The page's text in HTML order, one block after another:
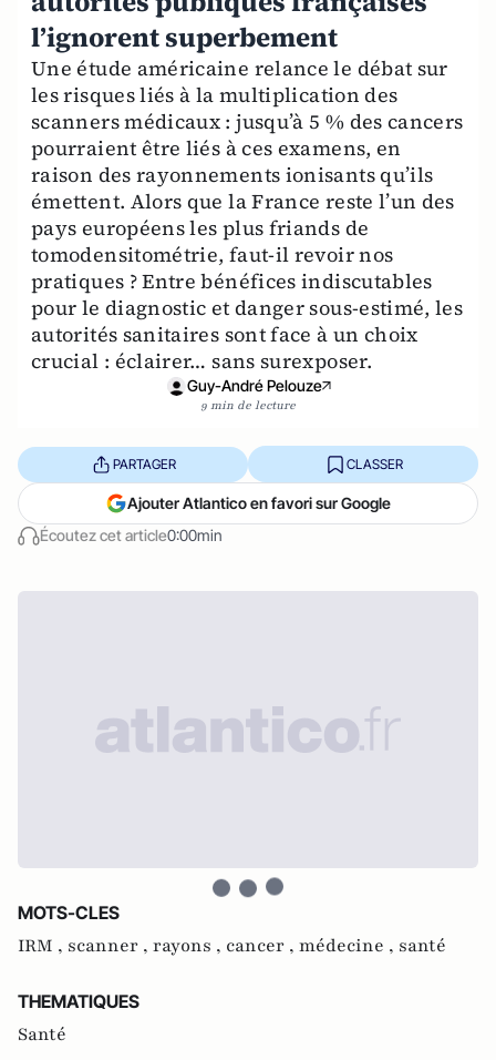
l’ignorent superbement
Une étude américaine relance le débat sur
les risques liés à la multiplication des
scanners médicaux : jusqu’à 5 % des cancers
pourraient être liés à ces examens, en
raison des rayonnements ionisants qu’ils
émettent. Alors que la France reste l’un des
pays européens les plus friands de
tomodensitométrie, faut-il revoir nos
pratiques ? Entre bénéfices indiscutables
pour le diagnostic et danger sous-estimé, les
autorités sanitaires sont face à un choix
crucial : éclairer… sans surexposer.
Guy-André Pelouze
9 min de lecture
Écoutez cet article0:00min
PARTAGER CLASSER
Ajouter Atlantico en favori sur Google
MOTS-CLES
IRM , scanner , rayons , cancer , médecine , santé
THEMATIQUES
Santé